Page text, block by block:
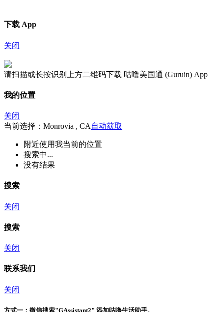
下载 App
关闭
请扫描或长按识别上方二维码下载 咕噜美国通 (Guruin) App
我的位置
关闭
当前选择：Monrovia , CA 自动获取
附近使用我当前的位置
搜索中...
没有结果
搜索
关闭
搜索
关闭
联系我们
关闭
方式一： 微信搜索"GAssistant2" 添加咕噜生活助手。